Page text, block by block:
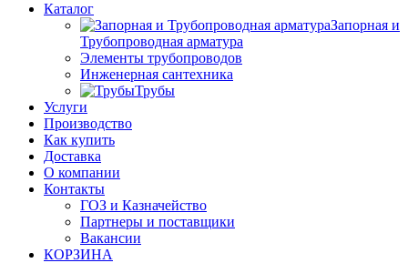
Каталог
Запорная и
Трубопроводная арматура
Элементы трубопроводов
Инженерная сантехника
Трубы
Услуги
Производство
Как купить
Доставка
О компании
Контакты
ГОЗ и Казначейство
Партнеры и поставщики
Вакансии
КОРЗИНА